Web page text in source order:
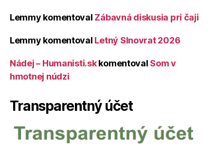
Lemmy komentoval Zábavná diskusia pri čaji
Lemmy komentoval Letný Slnovrat 2026
Nádej – Humanisti.skkomentoval Som v
hmotnej núdzi
Transparentný účet